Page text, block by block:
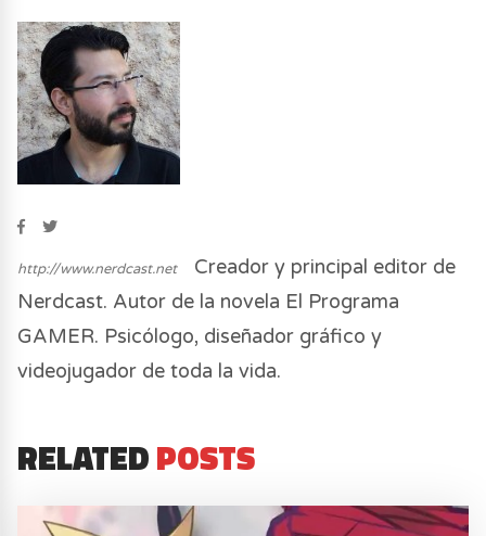
http://www.nerdcast.net
Creador y principal editor de
Nerdcast. Autor de la novela El Programa
GAMER. Psicólogo, diseñador gráfico y
videojugador de toda la vida.
RELATEDPOSTS